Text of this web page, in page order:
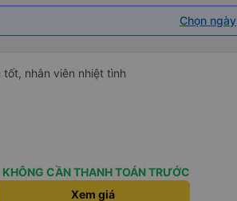
Chọn ngày
nhân viên nhiệt tình
KHÔNG CẦN THANH TOÁN TRƯỚC
Xem giá